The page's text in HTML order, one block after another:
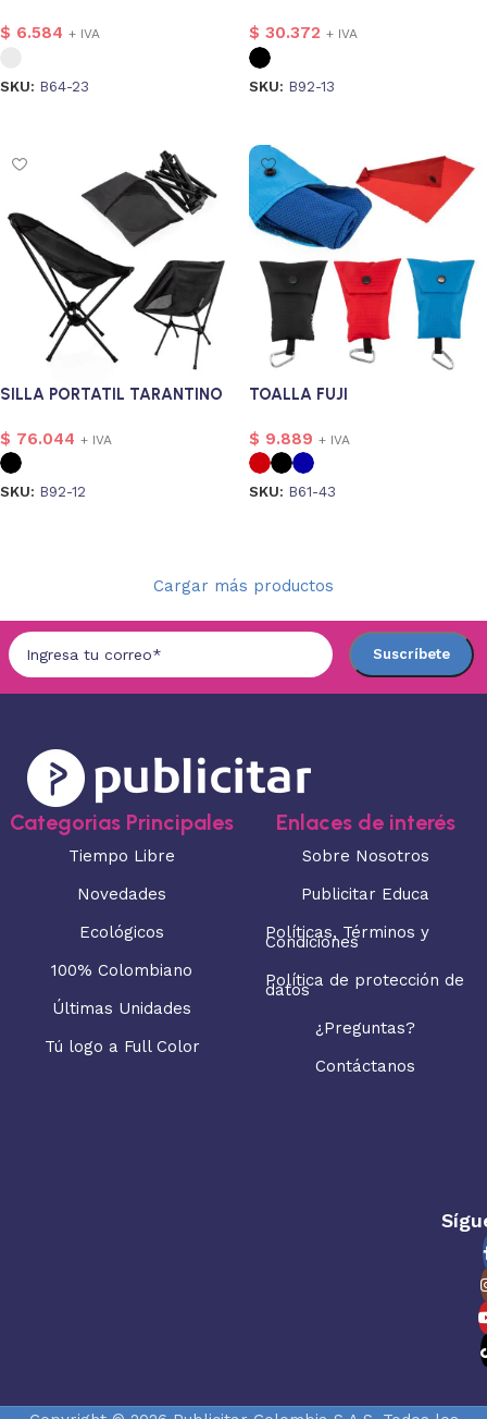
$ 6.584 + IVA
SKU: B64-23
$ 30.372 + IVA
SKU: B92-13
SILLA PORTATIL TARANTINO
$ 76.044 + IVA
SKU: B92-12
TOALLA FUJI
$ 9.889 + IVA
SKU: B61-43
Cargar más productos
Categorias Principales
Tiempo Libre
Novedades
Ecológicos
100% Colombiano
Últimas Unidades
Tú logo a Full Color
Enlaces de interés
Sobre Nosotros
Publicitar Educa
Políticas, Términos y
Condiciones
Política de protección de
datos
¿Preguntas?
Contáctanos